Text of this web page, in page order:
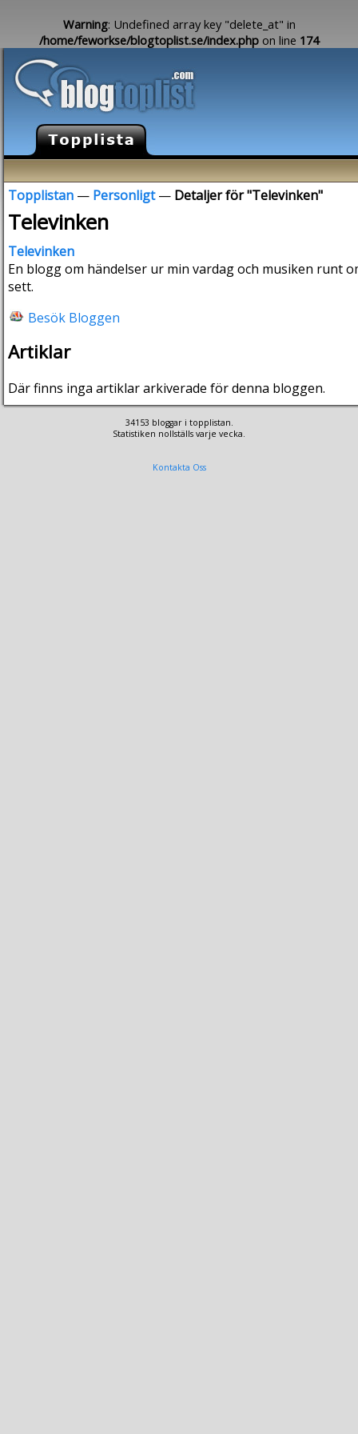
Warning: Undefined array key "delete_at" in
/home/feworkse/blogtoplist.se/index.php on line 174
Topplistan — Personligt— Detaljer för "Televinken"
Televinken
Televinken
En blogg om händelser ur min vardag och musiken runt
sett.
Besök Bloggen
Artiklar
Där finns inga artiklar arkiverade för denna bloggen.
34153 bloggar i topplistan.
Statistiken nollställs varje vecka.
Kontakta Oss